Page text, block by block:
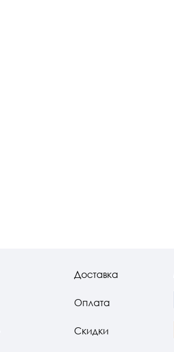
Доставка
Оплата
Скидки